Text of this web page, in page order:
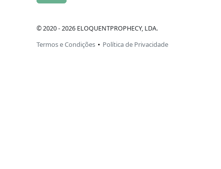
© 2020 - 2026 ELOQUENTPROPHECY, LDA.
Termos e Condições Política de Privacidade